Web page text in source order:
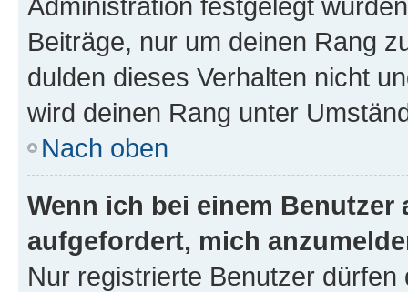
Beiträge, nur um deinen Rang
dulden dieses Verhalten nicht
wird deinen Rang unter
Nach oben
Wenn ich bei einem
aufgefordert, mich
Nur registrierte Benutzer